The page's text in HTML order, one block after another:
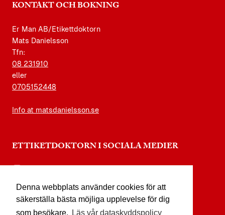
Denna webbplats använder cookies för att
säkerställa bästa möjliga upplevelse för dig
som besökare.
Läs vår dataskyddspolicy
KONTAKT OCH BOKNING
Er Man AB/Etikettdoktorn
Mats Danielsson
Tfn:
08 231910
eller
0705152448
Info at matsdanielsson.se
ETTIKETDOKTORN I SOCIALA MEDIER
facebook.com/etikettdoktorn
youtube.com/etikettdoktorn